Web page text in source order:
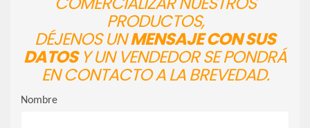
PRODUCTOS,
DÉJENOS UNMENSAJE CON SUS
DATOSY UN VENDEDOR SE PONDRÁ
EN CONTACTO A LA BREVEDAD.
Nombre